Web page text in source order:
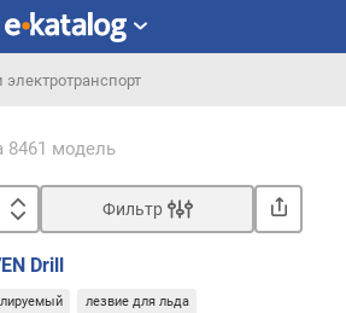
8461 модель
Фильтр
Drill
лезвие для льда